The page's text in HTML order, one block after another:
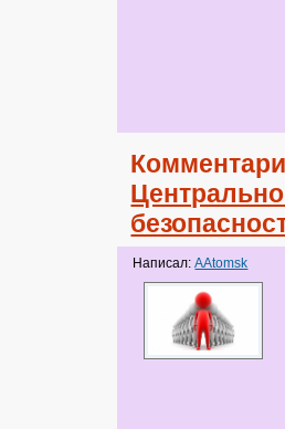
Написал:AAtomsk